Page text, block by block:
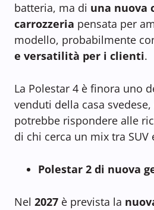
batteria, ma di una nuova
carrozzeria pensata per
modello, probabilmente
e versatilità per i clienti.
La Polestar 4 è finora uno
venduti della casa
potrebbe rispondere alle
di chi cerca un mix tra SUV
Polestar 2 di nuova
Nel 2027 è prevista la